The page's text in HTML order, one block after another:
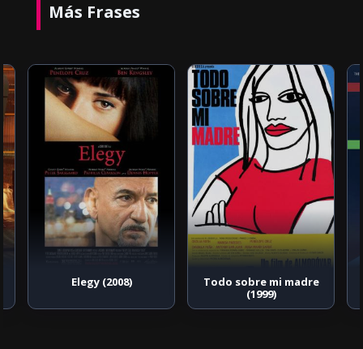
Más Frases
Elegy (2008)
Todo sobre mi madre
(1999)